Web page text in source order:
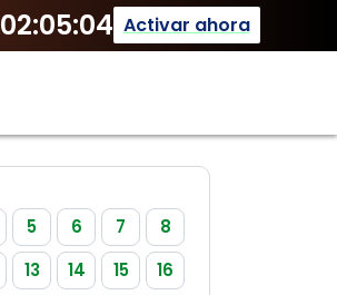
02:05:04 Activar ahora
5 6 7
8
13 14 15
16